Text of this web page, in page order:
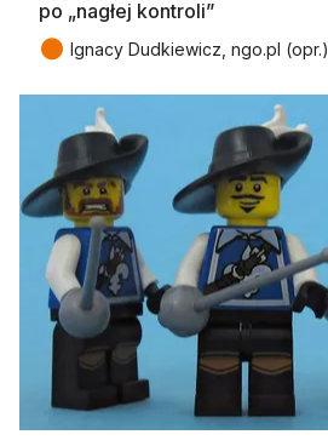
po „nagłej kontroli”
● Ignacy Dudkiewicz, ngo.pl (opr.)